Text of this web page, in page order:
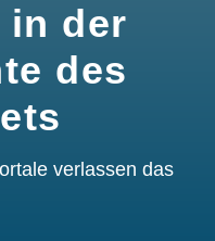
in der
des
verlassen das